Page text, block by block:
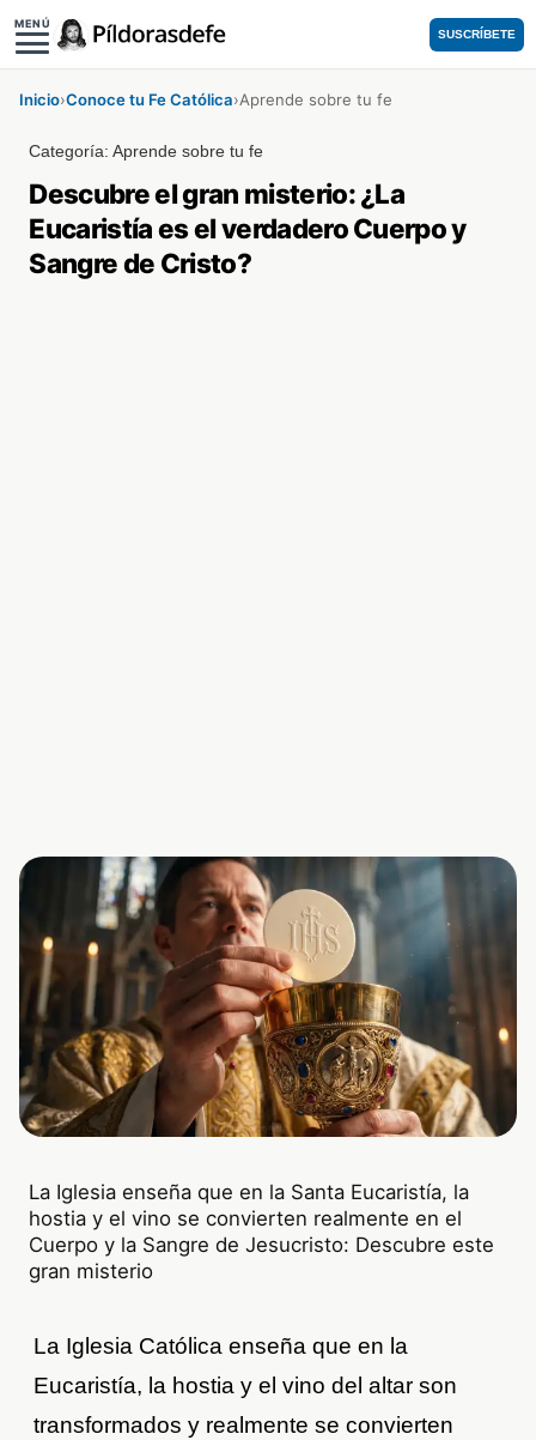
MENÚ
SUSCRÍBETE
Inicio›Conoce tu Fe Católica›Aprende sobre tu fe
Categoría:Aprende sobre tu fe
Descubre el gran misterio: ¿La
Eucaristía es el verdadero Cuerpo y
Sangre de Cristo?
La Iglesia enseña que en la Santa Eucaristía, la
hostia y el vino se convierten realmente en el
Cuerpo y la Sangre de Jesucristo: Descubre este
gran misterio
La Iglesia Católica enseña que en la
Eucaristía, la hostia y el vino del altar son
transformados y realmente se convierten